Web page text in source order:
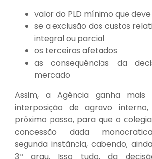
valor do PLD mínimo que
se a exclusão dos custos
integral ou parcial
os terceiros afetados
as consequências da
mercado
Assim, a Agência ganha
interposição de agravo
próximo passo, para que o
concessão dada
segunda instância, cabendo,
3º grau. Isso tudo, da